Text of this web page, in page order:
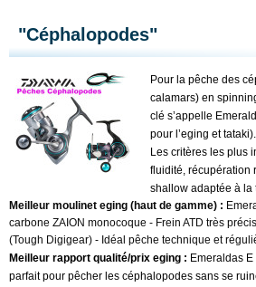
"Céphalopodes"
Pour la pêche des
calamars) en
clé s’appelle
pour l’eging et tataki).
Les critères les plus
fluidité, récupération
shallow adaptée à la
Meilleur moulinet eging (haut de gamme) :
carbone ZAION monocoque - Frein ATD très
(Tough Digigear) - Idéal pêche technique et
Meilleur rapport qualité/prix eging : Emeraldas
parfait pour pêcher les céphalopodes sans se